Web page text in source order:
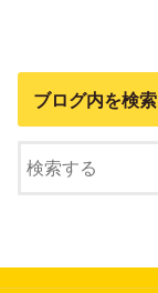
ブログ内を検索